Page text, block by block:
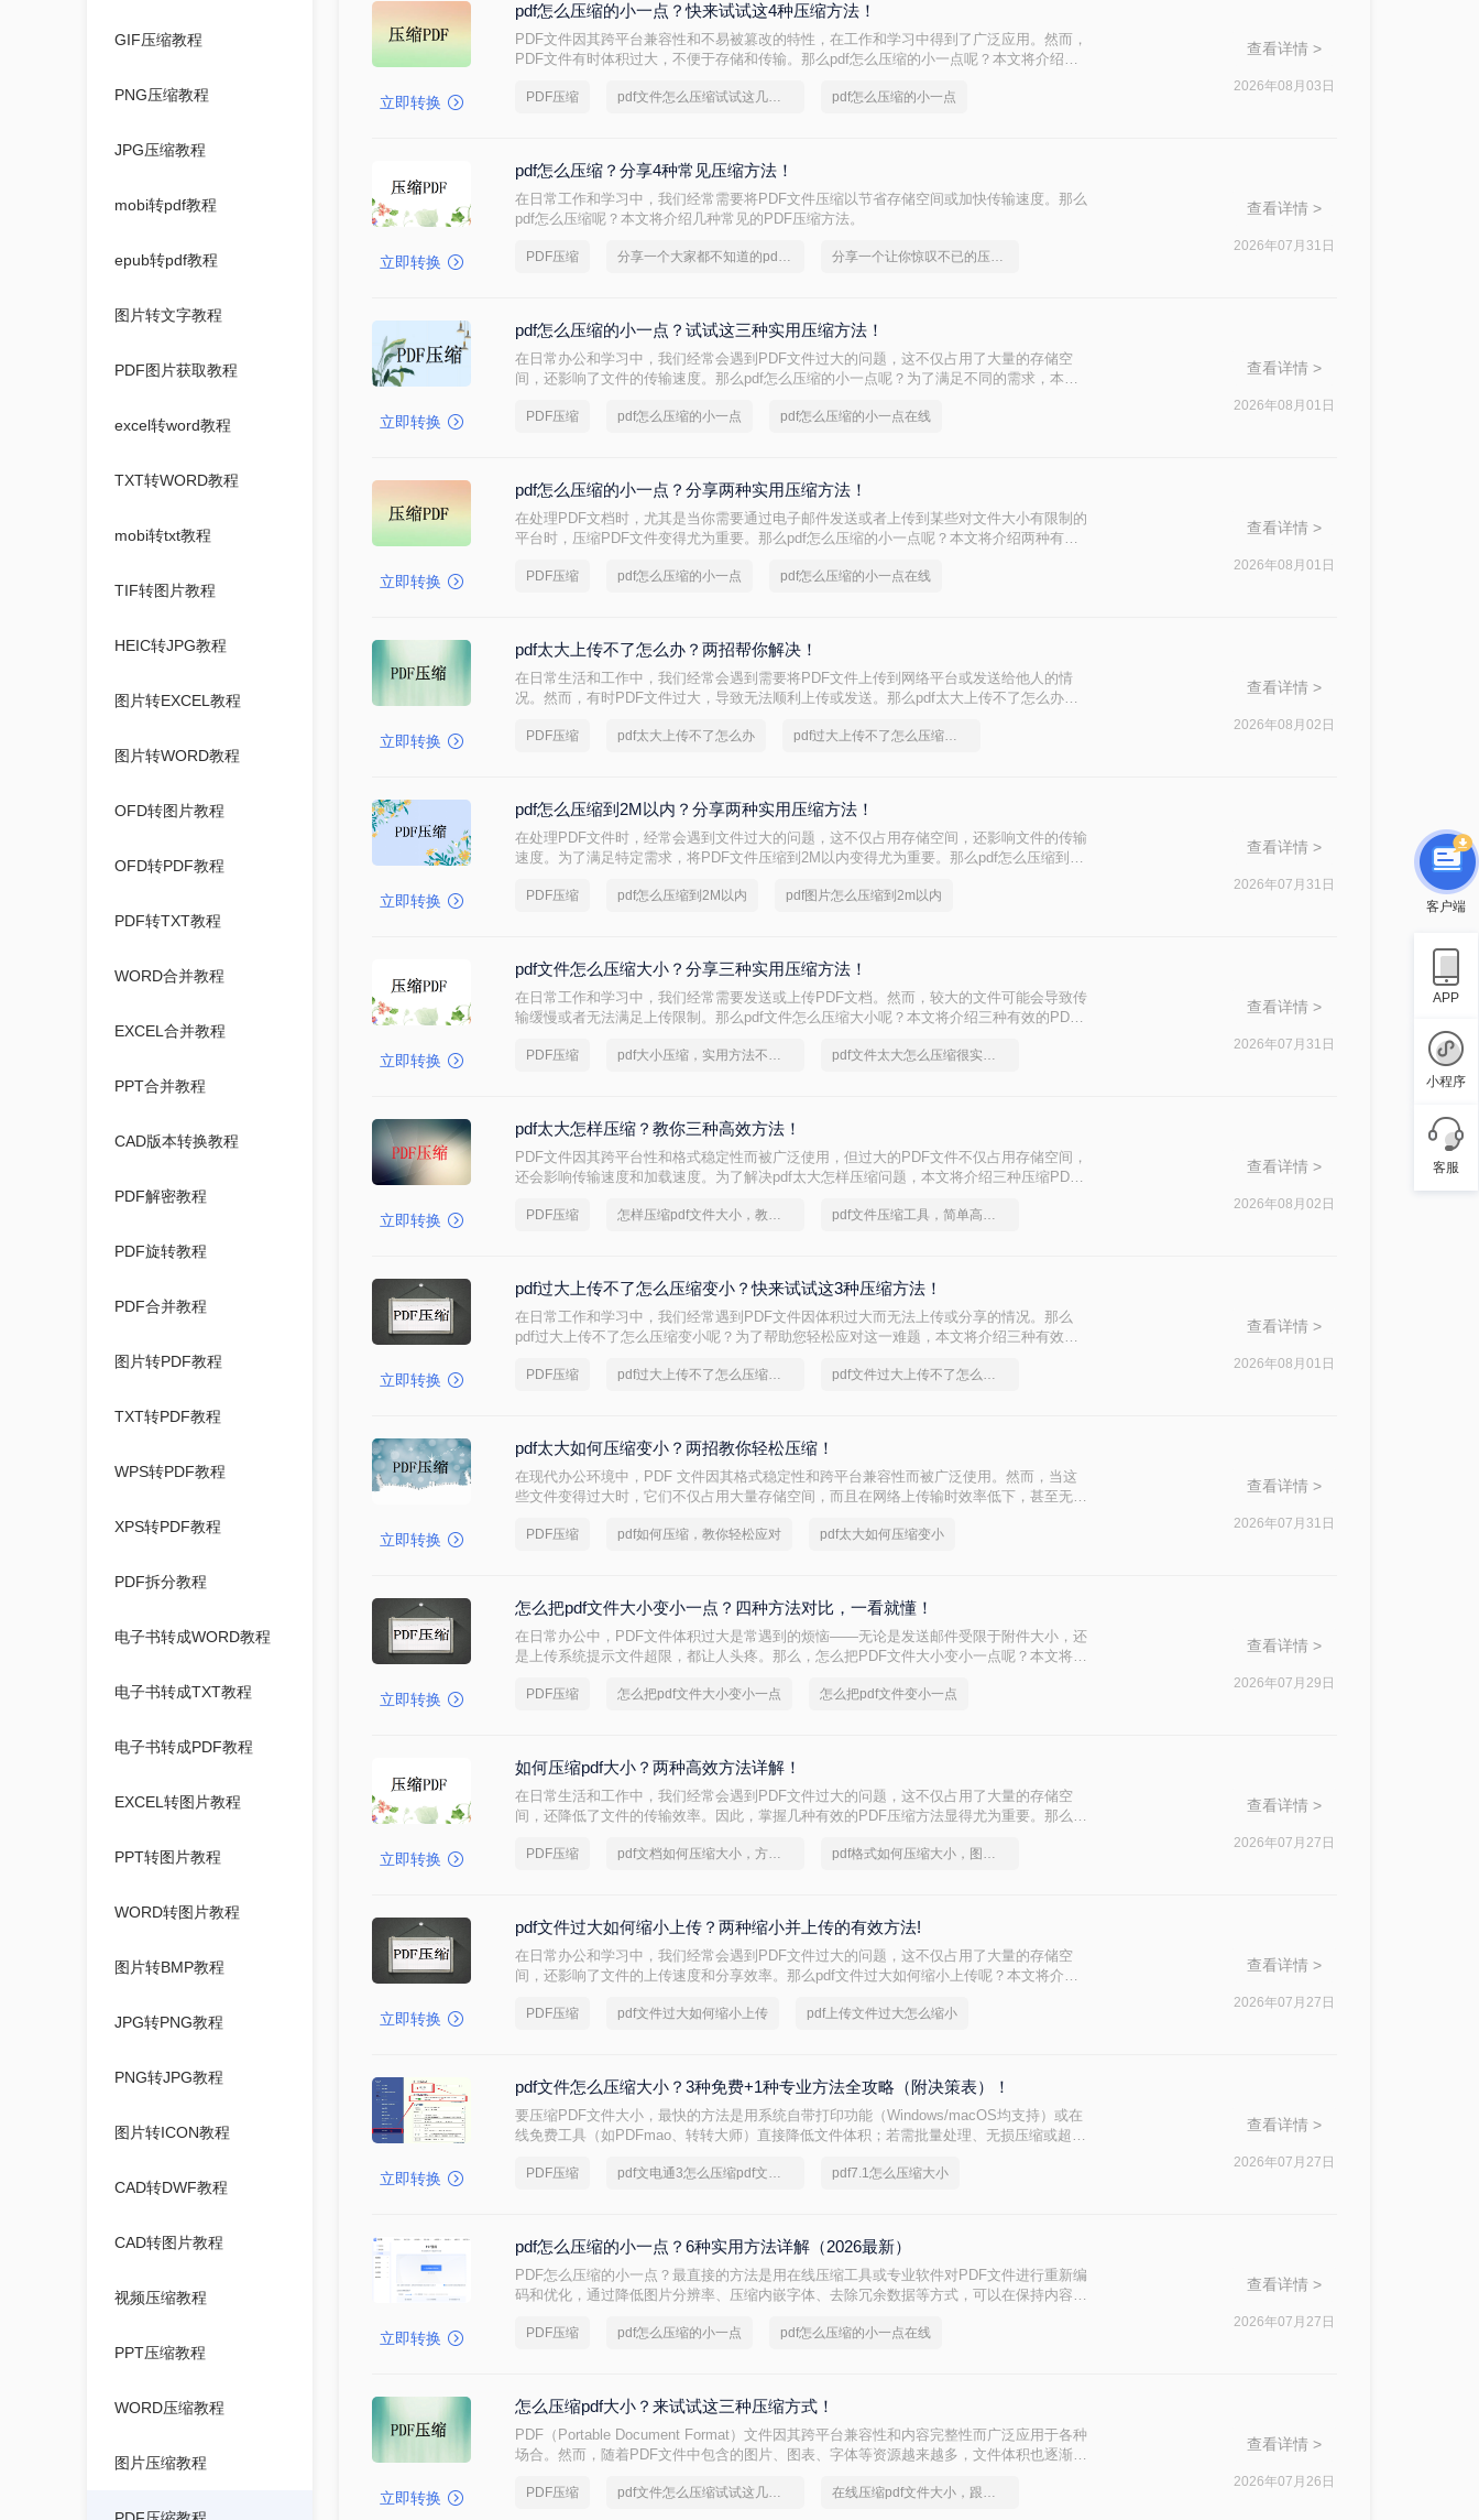
GIF压缩教程
PNG压缩教程
JPG压缩教程
mobi转pdf教程
epub转pdf教程
图片转文字教程
PDF图片获取教程
excel转word教程
TXT转WORD教程
mobi转txt教程
TIF转图片教程
HEIC转JPG教程
图片转EXCEL教程
图片转WORD教程
OFD转图片教程
OFD转PDF教程
PDF转TXT教程
WORD合并教程
EXCEL合并教程
PPT合并教程
CAD版本转换教程
PDF解密教程
PDF旋转教程
PDF合并教程
图片转PDF教程
TXT转PDF教程
WPS转PDF教程
XPS转PDF教程
PDF拆分教程
电子书转成WORD教程
电子书转成TXT教程
电子书转成PDF教程
EXCEL转图片教程
PPT转图片教程
WORD转图片教程
图片转BMP教程
JPG转PNG教程
PNG转JPG教程
图片转ICON教程
CAD转DWF教程
CAD转图片教程
视频压缩教程
PPT压缩教程
WORD压缩教程
图片压缩教程
立即转换
pdf怎么压缩的小一点？快来试试这4种压缩方法！
PDF文件因其跨平台兼容性和不易被篡改的特性，在工作和学习中得到了广泛应用。然而，
PDF文件有时体积过大，不便于存储和传输。那么pdf怎么压缩的小一点呢？本文将介绍四
PDF压缩 pdf文件怎么压缩试试这几个方法 pdf怎么压缩的小一点
查看详情 >
2026年08月03日
立即转换
pdf怎么压缩？分享4种常见压缩方法！
在日常工作和学习中，我们经常需要将PDF文件压缩以节省存储空间或加快传输速度。那么
pdf怎么压缩呢？本文将介绍几种常见的PDF压缩方法。
PDF压缩 分享一个大家都不知道的pdf文件压缩方法 分享一个让你惊叹不已的压缩pdf文件方法
查看详情 >
2026年07月31日
立即转换
pdf怎么压缩的小一点？试试这三种实用压缩方法！
在日常办公和学习中，我们经常会遇到PDF文件过大的问题，这不仅占用了大量的存储空
间，还影响了文件的传输速度。那么pdf怎么压缩的小一点呢？为了满足不同的需求，本文
PDF压缩 pdf怎么压缩的小一点 pdf怎么压缩的小一点在线
查看详情 >
2026年08月01日
立即转换
pdf怎么压缩的小一点？分享两种实用压缩方法！
在处理PDF文档时，尤其是当你需要通过电子邮件发送或者上传到某些对文件大小有限制的
平台时，压缩PDF文件变得尤为重要。那么pdf怎么压缩的小一点呢？本文将介绍两种有效
PDF压缩 pdf怎么压缩的小一点 pdf怎么压缩的小一点在线
查看详情 >
2026年08月01日
立即转换
pdf太大上传不了怎么办？两招帮你解决！
在日常生活和工作中，我们经常会遇到需要将PDF文件上传到网络平台或发送给他人的情
况。然而，有时PDF文件过大，导致无法顺利上传或发送。那么pdf太大上传不了怎么办
PDF压缩 pdf太大上传不了怎么办 pdf过大上传不了怎么压缩变小
查看详情 >
2026年08月02日
立即转换
pdf怎么压缩到2M以内？分享两种实用压缩方法！
在处理PDF文件时，经常会遇到文件过大的问题，这不仅占用存储空间，还影响文件的传输
速度。为了满足特定需求，将PDF文件压缩到2M以内变得尤为重要。那么pdf怎么压缩到
PDF压缩 pdf怎么压缩到2M以内 pdf图片怎么压缩到2m以内
查看详情 >
2026年07月31日
立即转换
pdf文件怎么压缩大小？分享三种实用压缩方法！
在日常工作和学习中，我们经常需要发送或上传PDF文档。然而，较大的文件可能会导致传
输缓慢或者无法满足上传限制。那么pdf文件怎么压缩大小呢？本文将介绍三种有效的PDF
PDF压缩 pdf大小压缩，实用方法不要错过 pdf文件太大怎么压缩很实用的方法
查看详情 >
2026年07月31日
立即转换
pdf太大怎样压缩？教你三种高效方法！
PDF文件因其跨平台性和格式稳定性而被广泛使用，但过大的PDF文件不仅占用存储空间，
还会影响传输速度和加载速度。为了解决pdf太大怎样压缩问题，本文将介绍三种压缩PDF
PDF压缩 怎样压缩pdf文件大小，教你几个方法 pdf文件压缩工具，简单高效的压缩方法
查看详情 >
2026年08月02日
立即转换
pdf过大上传不了怎么压缩变小？快来试试这3种压缩方法！
在日常工作和学习中，我们经常遇到PDF文件因体积过大而无法上传或分享的情况。那么
pdf过大上传不了怎么压缩变小呢？为了帮助您轻松应对这一难题，本文将介绍三种有效的
PDF压缩 pdf过大上传不了怎么压缩变小 pdf文件过大上传不了怎么压缩变小
查看详情 >
2026年08月01日
立即转换
pdf太大如何压缩变小？两招教你轻松压缩！
在现代办公环境中，PDF 文件因其格式稳定性和跨平台兼容性而被广泛使用。然而，当这
些文件变得过大时，它们不仅占用大量存储空间，而且在网络上传输时效率低下，甚至无法
方法来解决这个问题，帮助您轻松完成 PDF 文件的压缩。
PDF压缩 pdf如何压缩，教你轻松应对 pdf太大如何压缩变小
查看详情 >
2026年07月31日
立即转换
怎么把pdf文件大小变小一点？四种方法对比，一看就懂！
在日常办公中，PDF文件体积过大是常遇到的烦恼——无论是发送邮件受限于附件大小，还
是上传系统提示文件超限，都让人头疼。那么，怎么把PDF文件大小变小一点呢？本文将先
需求快速选择最合适的方法。
PDF压缩 怎么把pdf文件大小变小一点 怎么把pdf文件变小一点
查看详情 >
2026年07月29日
立即转换
如何压缩pdf大小？两种高效方法详解！
在日常生活和工作中，我们经常会遇到PDF文件过大的问题，这不仅占用了大量的存储空
间，还降低了文件的传输效率。因此，掌握几种有效的PDF压缩方法显得尤为重要。那么如
PDF压缩 pdf文档如何压缩大小，方法详解 pdf格式如何压缩大小，图文详解
查看详情 >
2026年07月27日
立即转换
pdf文件过大如何缩小上传？两种缩小并上传的有效方法!
在日常办公和学习中，我们经常会遇到PDF文件过大的问题，这不仅占用了大量的存储空
间，还影响了文件的上传速度和分享效率。那么pdf文件过大如何缩小上传呢？本文将介绍
PDF压缩 pdf文件过大如何缩小上传 pdf上传文件过大怎么缩小
查看详情 >
2026年07月27日
立即转换
pdf文件怎么压缩大小？3种免费+1种专业方法全攻略（附决策表）！
要压缩PDF文件大小，最快的方法是用系统自带打印功能（Windows/macOS均支持）或在
线免费工具（如PDFmao、转转大师）直接降低文件体积；若需批量处理、无损压缩或超过
采样，且完全本地处理，安全无广告。下面用一张决策表帮你3秒定位自己的需求，然后逐
PDF压缩 pdf文电通3怎么压缩pdf文档大小 pdf7.1怎么压缩大小
查看详情 >
2026年07月27日
立即转换
pdf怎么压缩的小一点？6种实用方法详解（2026最新）
PDF怎么压缩的小一点？最直接的方法是用在线压缩工具或专业软件对PDF文件进行重新编
码和优化，通过降低图片分辨率、压缩内嵌字体、去除冗余数据等方式，可以在保持内容可
PDF压缩 pdf怎么压缩的小一点 pdf怎么压缩的小一点在线
查看详情 >
2026年07月27日
立即转换
怎么压缩pdf大小？来试试这三种压缩方式！
PDF（Portable Document Format）文件因其跨平台兼容性和内容完整性而广泛应用于各种
场合。然而，随着PDF文件中包含的图片、图表、字体等资源越来越多，文件体积也逐渐增
三种压缩PDF大小的方法。
PDF压缩 pdf文件怎么压缩试试这几个方法 在线压缩pdf文件大小，跟小编来学习吧
查看详情 >
2026年07月26日
客户端
APP
小程序
客服